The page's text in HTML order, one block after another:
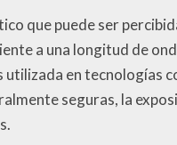
que puede ser
a una longitud de
en tecnologías
seguras, la